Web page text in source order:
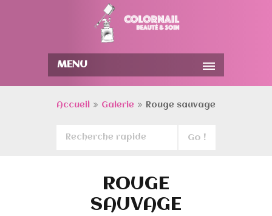
MENU
Accueil Galerie Rouge sauvage
ROUGE
SAUVAGE